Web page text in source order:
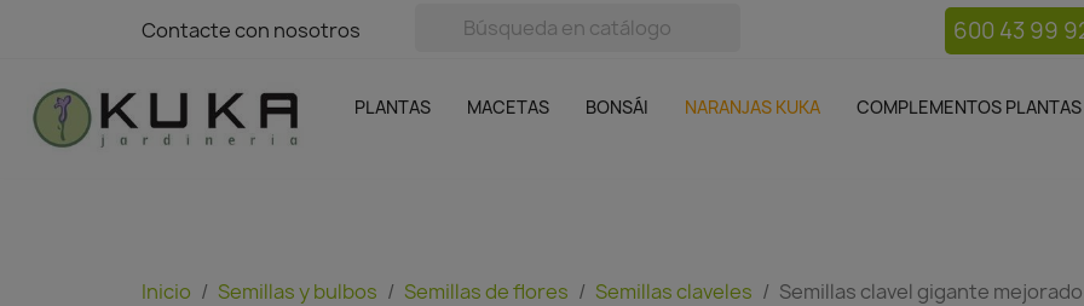
Contacte con nosotros
Contacte con nosotros 600 43 99
PLANTAS MACETAS BONSÁI NARANJAS KUKA COMPLEMENTOS PLANTAS
Complementos plantas
SIN GASTOS DE ENVÍO
Inicio Semillas y bulbos Semillas de flores Semillas claveles Semillas clavel gigante